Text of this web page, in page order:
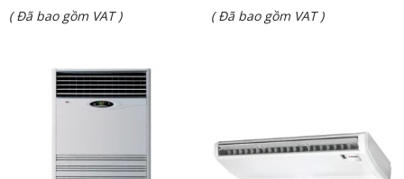
là:
Giá
( Đã bao gồm VAT )
là:
Giá
₫ 24.600.000.
( Đã bao gồm VAT )